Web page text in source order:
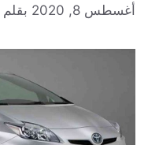
أغسطس 8, 2020 بقلم